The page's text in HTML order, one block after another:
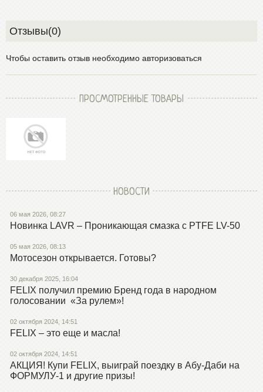
Отзывы(0)
Чтобы оставить отзыв необходимо авторизоваться
ПРОСМОТРЕННЫЕ ТОВАРЫ
НОВОСТИ
06 мая 2026, 08:27
Новинка LAVR – Проникающая смазка с PTFE LV-50
05 мая 2026, 08:13
Мотосезон открывается. Готовы?
30 декабря 2025, 16:04
FELIX получил премию Бренд года в народном
голосовании «За рулем»!
02 октября 2024, 14:51
FELIX – это еще и масла!
02 октября 2024, 14:51
АКЦИЯ! Купи FELIX, выиграй поездку в Абу-Даби на
ФОРМУЛУ-1 и другие призы!